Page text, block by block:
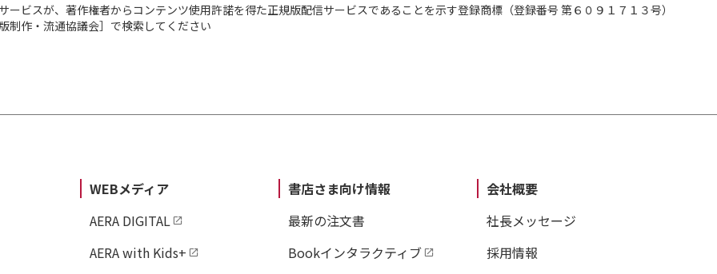
ビスが、著作権者からコンテンツ使用許諾を得た正規版配信サービスであることを示す登録商標（登録番号 第６０９１７１３号）
制作・流通協議会］で検索してください
WEBメディア
AERA DIGITAL
AERA with Kids+
書店さま向け情報
最新の注文書
Bookインタラクティブ
会社概要
社長メッセージ
採用情報